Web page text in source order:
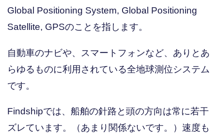
Global Positioning System, Global Positioning
Satellite, GPSのことを指します。
自動車のナビや、スマートフォンなど、ありとあ
らゆるものに利用されている全地球測位システム
です。
Findshipでは、船舶の針路と頭の方向は常に若干
ズレています。（あまり関係ないです。）速度も